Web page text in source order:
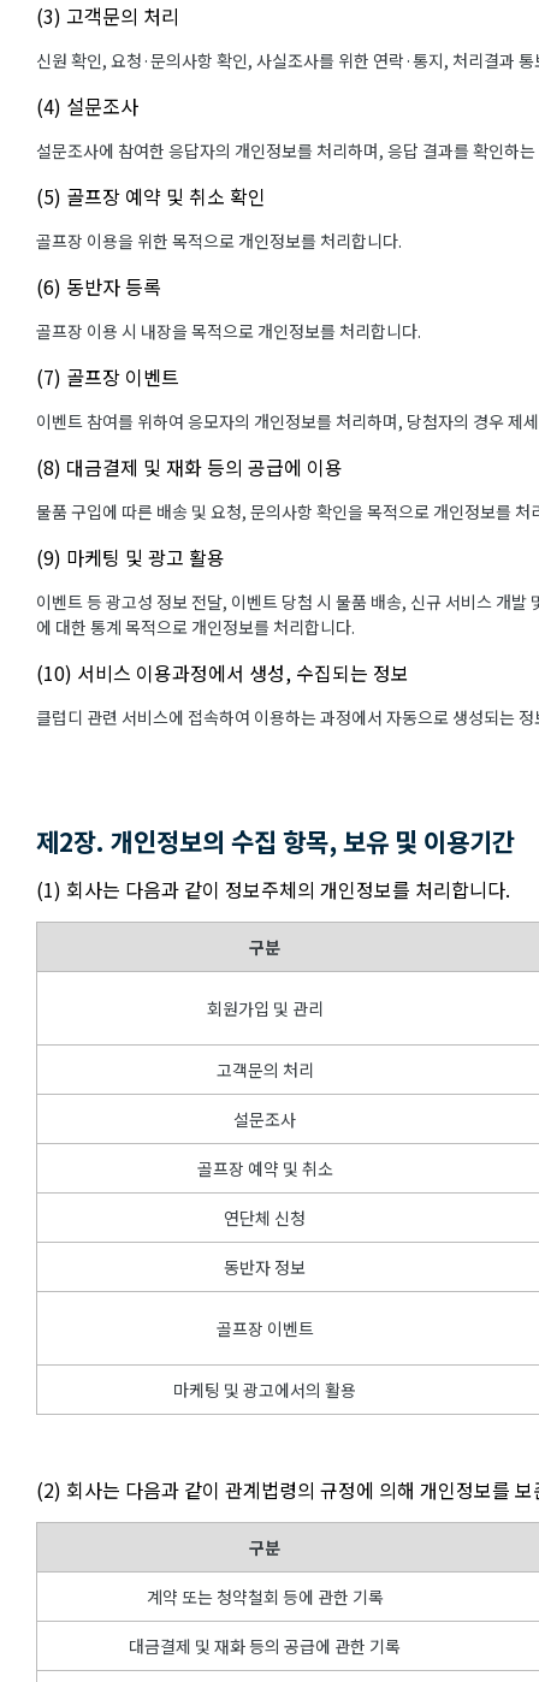
(3) 고객문의 처리
신원 확인, 요청·문의사항 확인, 사실조사를 위한 연락·통지, 처리결과
(4) 설문조사
설문조사에 참여한 응답자의 개인정보를 처리하며, 응답 결과를 확인하
(5) 골프장 예약 및 취소 확인
골프장 이용을 위한 목적으로 개인정보를 처리합니다.
(6) 동반자 등록
골프장 이용 시 내장을 목적으로 개인정보를 처리합니다.
(7) 골프장 이벤트
이벤트 참여를 위하여 응모자의 개인정보를 처리하며, 당첨자의 경우
(8) 대금결제 및 재화 등의 공급에 이용
물품 구입에 따른 배송 및 요청, 문의사항 확인을 목적으로 개인정보를 처
(9) 마케팅 및 광고 활용
이벤트 등 광고성 정보 전달, 이벤트 당첨 시 물품 배송, 신규 서비스 개
에 대한 통계 목적으로 개인정보를 처리합니다.
(10) 서비스 이용과정에서 생성, 수집되는 정보
클럽디 관련 서비스에 접속하여 이용하는 과정에서 자동으로 생성되는
제2장. 개인정보의 수집 항목, 보유 및 이용기간
(1) 회사는 다음과 같이 정보주체의 개인정보를 처리합니다.
구분
회원가입 및 관리
고객문의 처리
설문조사
골프장 예약 및 취소
연단체 신청
동반자 정보
골프장 이벤트
마케팅 및 광고에서의 활용
(2) 회사는 다음과 같이 관계법령의 규정에 의해 개인정보를
구분
계약 또는 청약철회 등에 관한 기록
대금결제 및 재화 등의 공급에 관한 기록